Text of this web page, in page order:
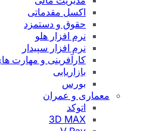
اکسل مقدماتی
حقوق و دستمزد
نرم افزار هلو
نرم افزار سپیدار
کارآفرینی و مهارت
بازاریابی
بورس
معماری و عمران
اتوکد
3D MAX